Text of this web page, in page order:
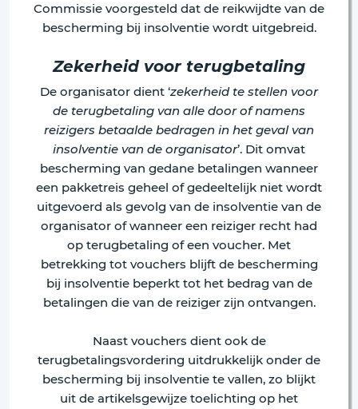
Commissie voorgesteld dat de reikwijdte van de
bescherming bij insolventie wordt uitgebreid.
Zekerheid voor terugbetaling
De organisator dient ‘zekerheid te stellen voor
de terugbetaling van alle door of namens
reizigers betaalde bedragen in het geval van
insolventie van de organisator’. Dit omvat
bescherming van gedane betalingen wanneer
een pakketreis geheel of gedeeltelijk niet wordt
uitgevoerd als gevolg van de insolventie van de
organisator of wanneer een reiziger recht had
op terugbetaling of een voucher. Met
betrekking tot vouchers blijft de bescherming
bij insolventie beperkt tot het bedrag van de
betalingen die van de reiziger zijn ontvangen.
Naast vouchers dient ook de
terugbetalingsvordering uitdrukkelijk onder de
bescherming bij insolventie te vallen, zo blijkt
uit de artikelsgewijze toelichting op het